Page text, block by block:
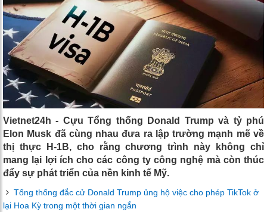
Vietnet24h - Cựu Tổng thống Donald Trump và tỷ phú
Elon Musk đã cùng nhau đưa ra lập trường mạnh mẽ về
thị thực H-1B, cho rằng chương trình này không chỉ
mang lại lợi ích cho các công ty công nghệ mà còn thúc
đẩy sự phát triển của nền kinh tế Mỹ.
Tổng thống đắc cử Donald Trump ủng hộ việc cho phép TikTok ở
lại Hoa Kỳ trong một thời gian ngắn